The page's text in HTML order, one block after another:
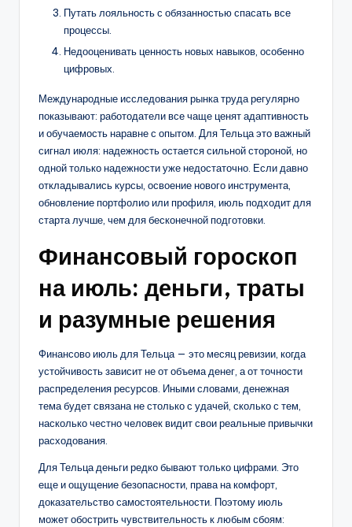
Путать лояльность с обязанностью спасать все
процессы.
Недооценивать ценность новых навыков, особенно
цифровых.
Международные исследования рынка труда регулярно
показывают: работодатели все чаще ценят адаптивность
и обучаемость наравне с опытом. Для Тельца это важный
сигнал июля: надежность остается сильной стороной, но
одной только надежности уже недостаточно. Если давно
откладывались курсы, освоение нового инструмента,
обновление портфолио или профиля, июль подходит для
старта лучше, чем для бесконечной подготовки.
Финансовый гороскоп
на июль: деньги, траты
и разумные решения
Финансово июль для Тельца — это месяц ревизии, когда
устойчивость зависит не от объема денег, а от точности
распределения ресурсов. Иными словами, денежная
тема будет связана не столько с удачей, сколько с тем,
насколько честно человек видит свои реальные привычки
расходования.
Для Тельца деньги редко бывают только цифрами. Это
еще и ощущение безопасности, права на комфорт,
доказательство самостоятельности. Поэтому июль
может обострить чувствительность к любым сбоям: